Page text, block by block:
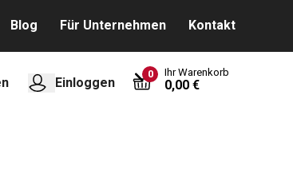
Blog Für Unternehmen Kontakt
Einloggen
0 Ihr Warenkorb
0,00 €